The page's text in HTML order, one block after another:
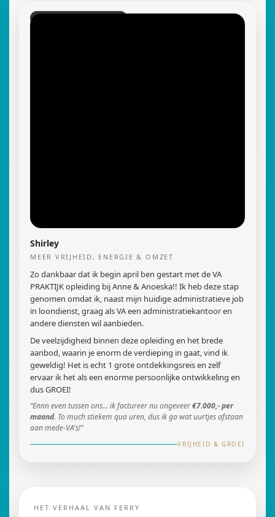
VA PRAKTIJK OPLEIDING
Shirley
MEER VRIJHEID, ENERGIE & OMZET
Zo dankbaar dat ik begin april ben gestart met de VA
PRAKTIJK opleiding bij Anne & Anoeska!! Ik heb deze stap
genomen omdat ik, naast mijn huidige administratieve job
in loondienst, graag als VA een administratiekantoor en
andere diensten wil aanbieden.
De veelzijdigheid binnen deze opleiding en het brede
aanbod, waarin je enorm de verdieping in gaat, vind ik
geweldig! Het is echt 1 grote ontdekkingsreis en zelf
ervaar ik het als een enorme persoonlijke ontwikkeling en
dus GROEI!
“Ennn even tussen ons... ik factureer nu ongeveer€7.000,- per
maand. To much stiekem qua uren, dus ik ga wat uurtjes afstaan
aan mede-VA's!”
VRIJHEID & GROEI
HET VERHAAL VAN FERRY